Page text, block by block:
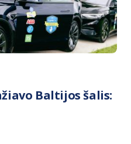
Baltijos šalis: